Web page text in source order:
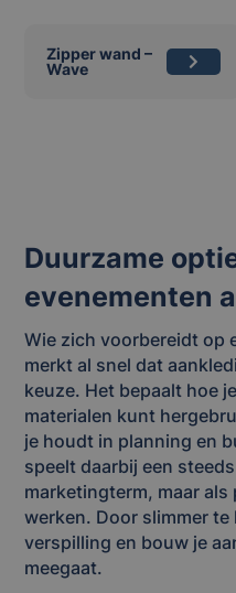
Zipper wand –
Wave
Duurzame
evenementen
Wie zich voorbereidt op
merkt al snel dat
keuze. Het bepaalt hoe
materialen kunt
je houdt in planning en
speelt daarbij een
marketingterm, maar
werken. Door slimmer
verspilling en bouw je
meegaat.